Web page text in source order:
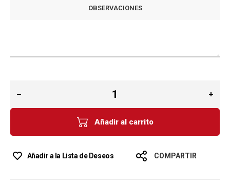
OBSERVACIONES
Añadir al carrito
Añadir a la Lista de Deseos COMPARTIR